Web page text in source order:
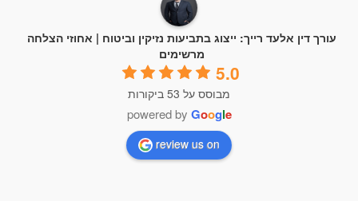
עורך דין אלעד רייך: ייצוג בתביעות נזיקין וביטוח | אחוזי הצלחה
מרשימים
5.0
מבוסס על 53 ביקורות
powered by Google
review us on